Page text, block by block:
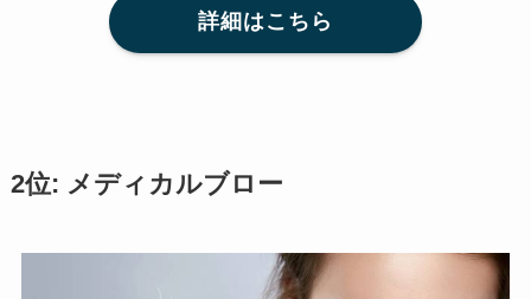
詳細はこちら
2位: メディカルブロー